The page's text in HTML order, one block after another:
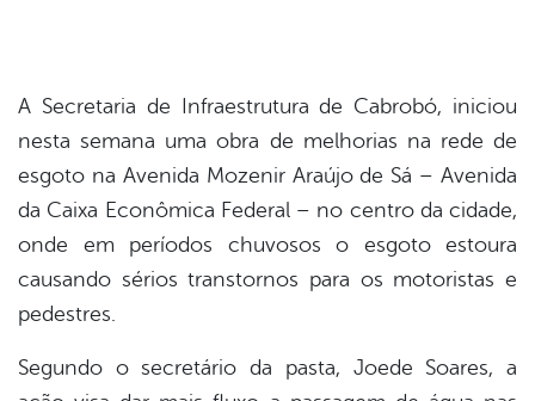
A Secretaria de Infraestrutura de Cabrobó, iniciou
nesta semana uma obra de melhorias na rede de
esgoto na Avenida Mozenir Araújo de Sá – Avenida
da Caixa Econômica Federal – no centro da cidade,
onde em períodos chuvosos o esgoto estoura
causando sérios transtornos para os motoristas e
pedestres.
Segundo o secretário da pasta, Joede Soares, a